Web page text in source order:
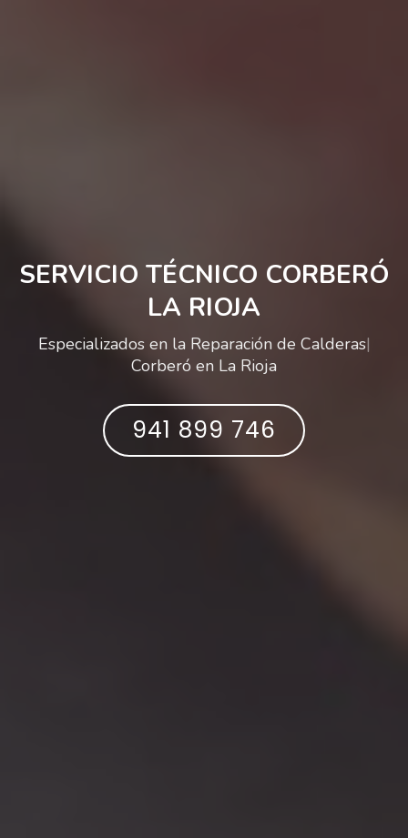
SERVICIO TÉCNICO CORBERÓ
LA RIOJA
Especializados en la Reparación de Calent|Corberó
en La Rioja
941 899 746